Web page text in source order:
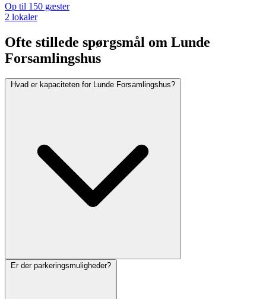
Op til 150 gæster
2 lokaler
Ofte stillede spørgsmål om Lunde
Forsamlingshus
Hvad er kapaciteten for Lunde Forsamlingshus?
Er der parkeringsmuligheder?